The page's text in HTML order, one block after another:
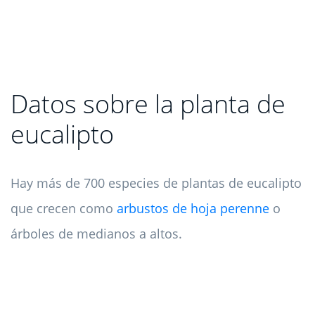
Datos sobre la planta de
eucalipto
Hay más de 700 especies de plantas de eucalipto
que crecen como arbustos de hoja perenne o
árboles de medianos a altos.